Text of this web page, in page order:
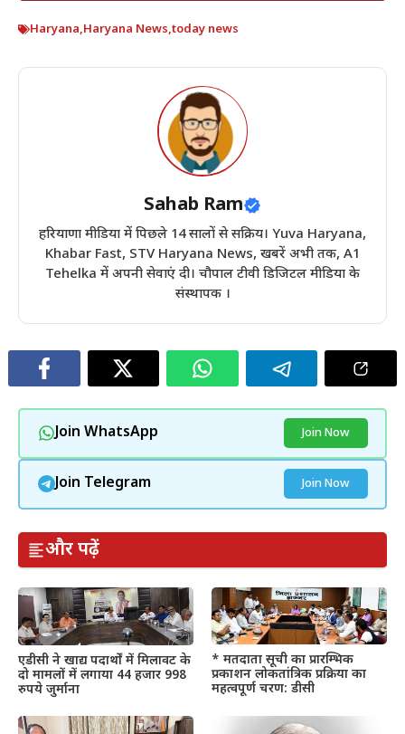
Haryana,Haryana News,today news
Sahab Ram
हरियाणा मीडिया में पिछले 14 सालों से सक्रिय। Yuva Haryana,
Khabar Fast, STV Haryana News, खबरें अभी तक, A1
Tehelka में अपनी सेवाएं दी। चौपाल टीवी डिजिटल मीडिया के
संस्थापक ।
Join WhatsApp Join Now
Join Telegram Join Now
और पढ़ें
एडीसी ने खाद्य पदार्थों में मिलावट के
दो मामलों में लगाया 44 हजार 998
रुपये जुर्माना
* मतदाता सूची का प्रारम्भिक
प्रकाशन लोकतांत्रिक प्रक्रिया का
महत्वपूर्ण चरण: डीसी